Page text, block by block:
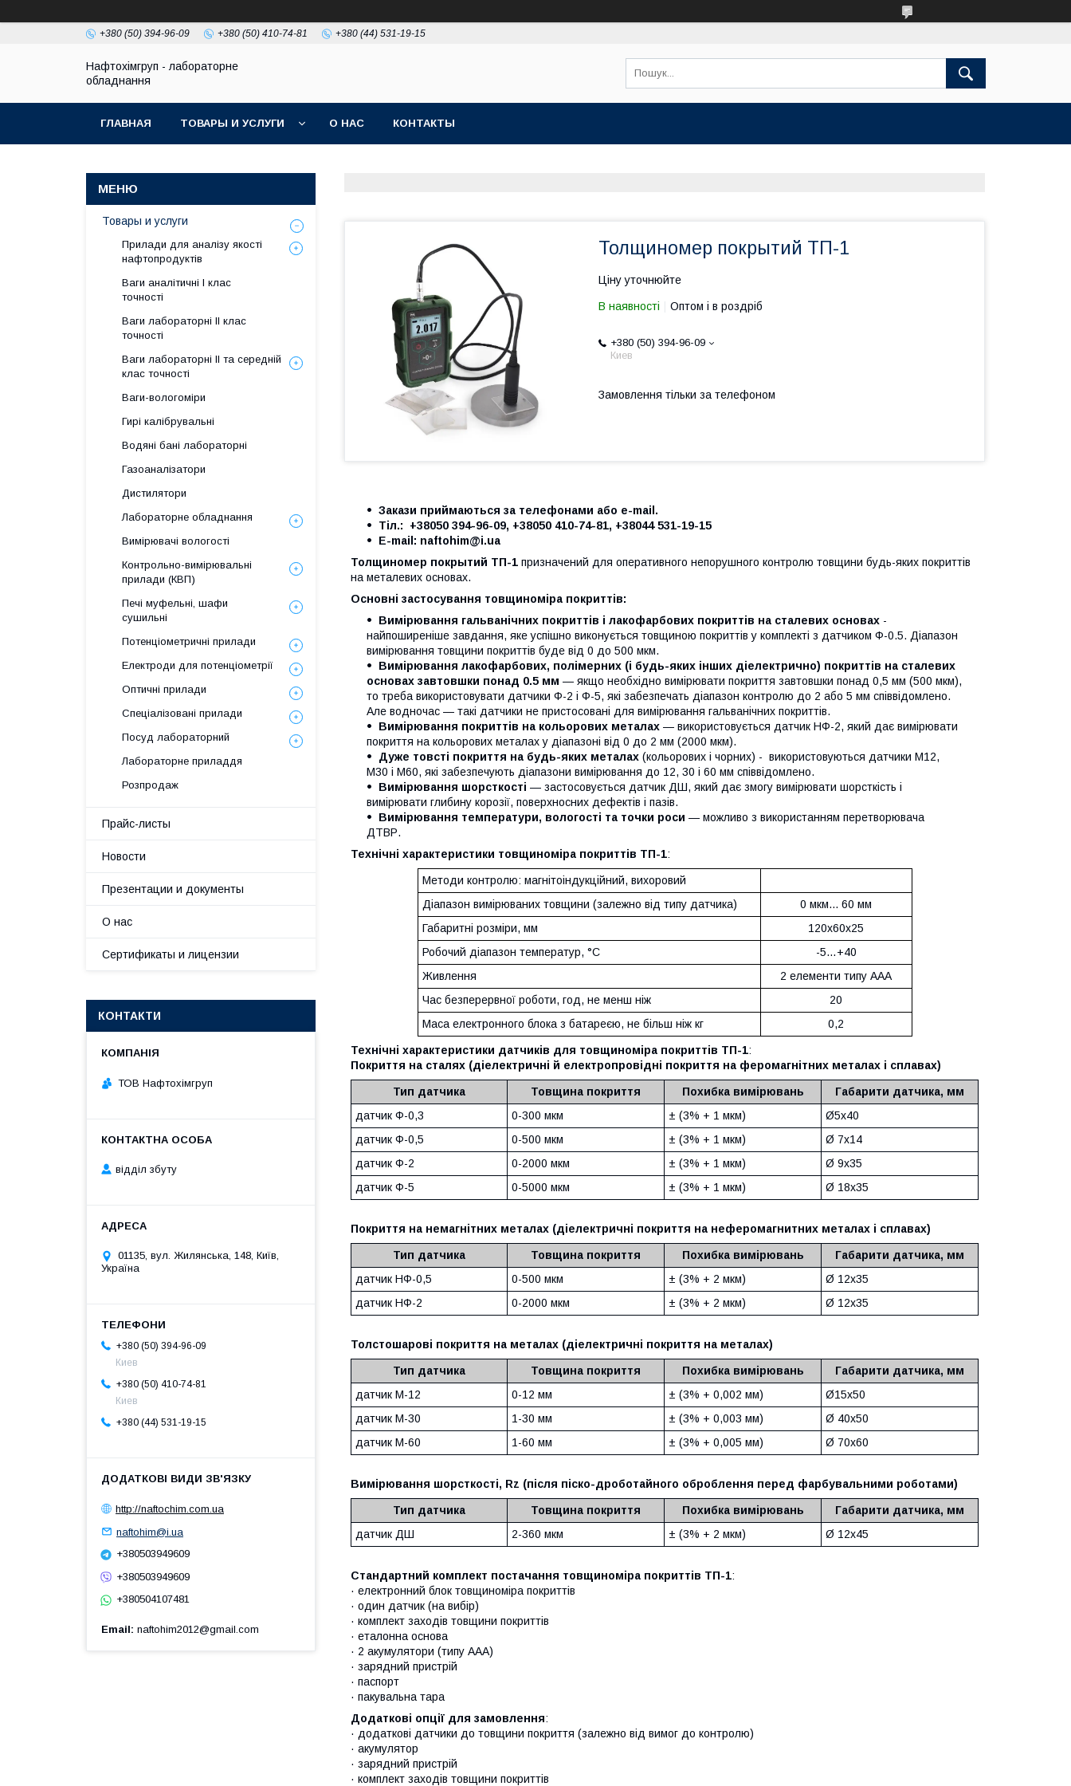
+380 (50) 394-96-09 +380 (50) 410-74-81 +380 (44) 531-19-15
Нафтохімгруп - лабораторне
обладнання
ГЛАВНАЯ ТОВАРЫ И УСЛУГИ О НАС КОНТАКТЫ
Толщиномер покрытий ТП-1
Ціну уточнюйте
В наявності Оптом і в роздріб
+380 (50) 394-96-09
Киев
Замовлення тільки за телефоном
Закази приймаються за телефонами або e-mail.
Тіл.: +38050 394-96-09, +38050 410-74-81, +38044 531-19-15
Е-mail: naftohim@i.ua
Толщиномер покрытий ТП-1 призначений для оперативного непорушного контролю товщини будь-яких покриттів
на металевих основах.
Основні застосування товщиноміра покриттів:
Вимірювання гальванічних покриттів і лакофарбових покриттів на сталевих основах -
найпоширеніше завдання, яке успішно виконується товщиною покриттів у комплекті з датчиком Ф-0.5. Діапазон
вимірювання товщини покриттів буде від 0 до 500 мкм.
Вимірювання лакофарбових, полімерних (і будь-яких інших діелектрично) покриттів на сталевих
основах завтовшки понад 0.5 мм — якщо необхідно вимірювати покриття завтовшки понад 0,5 мм (500 мкм),
то треба використовувати датчики Ф-2 і Ф-5, які забезпечать діапазон контролю до 2 або 5 мм співвідомлено.
Але водночас — такі датчики не пристосовані для вимірювання гальванічних покриттів.
Вимірювання покриттів на кольорових металах — використовується датчик НФ-2, який дає вимірювати
покриття на кольорових металах у діапазоні від 0 до 2 мм (2000 мкм).
Дуже товсті покриття на будь-яких металах (кольорових і чорних) - використовуються датчики М12,
М30 і М60, які забезпечують діапазони вимірювання до 12, 30 і 60 мм співвідомлено.
Вимірювання шорсткості — застосовується датчик ДШ, який дає змогу вимірювати шорсткість і
вимірювати глибину корозії, поверхносних дефектів і пазів.
Вимірювання температури, вологості та точки роси — можливо з використанням перетворювача
ДТВР.
Технічні характеристики товщиноміра покриттів ТП-1:
Методи контролю: магнітоіндукційний, вихоровий
Діапазон вимірюваних товщини (залежно від типу датчика)
0 мкм... 60 мм
Габаритні розміри, мм
120х60х25
Робочий діапазон температур, °C
-5…+40
Живлення
2 елементи типу ААА
Час безперервної роботи, год, не менш ніж
20
Маса електронного блока з батареєю, не більш ніж кг
0,2
Технічні характеристики датчиків для товщиноміра покриттів ТП-1:
Покриття на сталях (діелектричні й електропровідні покриття на феромагнітних металах і сплавах)
Тип датчика Товщина покриття Похибка вимірювань
Габарити датчика, мм
датчик Ф-0,3
0-300 мкм ± (3% + 1 мкм)
Ø5x40
датчик Ф-0,5
0-500 мкм ± (3% + 1 мкм)
Ø 7x14
датчик Ф-2
0-2000 мкм ± (3% + 1 мкм)
Ø 9x35
датчик Ф-5
0-5000 мкм ± (3% + 1 мкм) Ø 18x35
Покриття на немагнітних металах (діелектричні покриття на неферомагнитних металах і сплавах)
Тип датчика Товщина покриття Похибка вимірювань
Габарити датчика, мм
датчик НФ-0,5
0-500 мкм ± (3% + 2 мкм)
Ø 12x35
датчик НФ-2
0-2000 мкм ± (3% + 2 мкм) Ø 12x35
Толстошарові покриття на металах (діелектричні покриття на металах)
Тип датчика Товщина покриття Похибка вимірювань
Габарити датчика, мм
датчик М-12
0-12 мм ± (3% + 0,002 мм)
Ø15x50
датчик М-30
1-30 мм ± (3% + 0,003 мм)
Ø 40x50
датчик М-60
1-60 мм ± (3% + 0,005 мм) Ø 70x60
Вимірювання шорсткості, Rz (після піско-дроботайного оброблення перед фарбувальними роботами)
Тип датчика Товщина покриття Похибка вимірювань
Габарити датчика, мм
датчик ДШ
2-360 мкм ± (3% + 2 мкм) Ø 12x45
Стандартний комплект постачання товщиноміра покриттів ТП-1:
· електронний блок товщиноміра покриттів
· один датчик (на вибір)
· комплект заходів товщини покриттів
· еталонна основа
· 2 акумулятори (типу ААА)
· зарядний пристрій
· паспорт
· пакувальна тара
Додаткові опції для замовлення:
· додаткові датчики до товщини покриття (залежно від вимог до контролю)
· акумулятор
· зарядний пристрій
· комплект заходів товщини покриттів
Товары и услуги
Прилади для аналізу якості
нафтопродуктів
Ваги аналітичні І клас
точності
Ваги лабораторні ІІ клас
точності
Ваги лабораторні ІІ та середній
клас точності
Ваги-вологоміри
Гирі калібрувальні
Водяні бані лабораторні
Газоаналізатори
Дистилятори
Лабораторне обладнання
Вимірювачі вологості
Контрольно-вимірювальні
прилади (КВП)
Печі муфельні, шафи
сушильні
Потенціометричні прилади
Електроди для потенціометрії
Оптичні прилади
Спеціалізовані прилади
Посуд лабораторний
Лабораторне приладдя
Розпродаж
Прайс-листы
Новости
Презентации и документы
О нас
Сертификаты и лицензии
КОНТАКТИ
ТОВ Нафтохімгруп
відділ збуту
01135, вул. Жилянська, 148, Київ,
Україна
+380 (50) 394-96-09
Киев
+380 (50) 410-74-81
Киев
+380 (44) 531-19-15
http://naftochim.com.ua
naftohim@i.ua
+380503949609
+380503949609
+380504107481
Email naftohim2012@gmail.com